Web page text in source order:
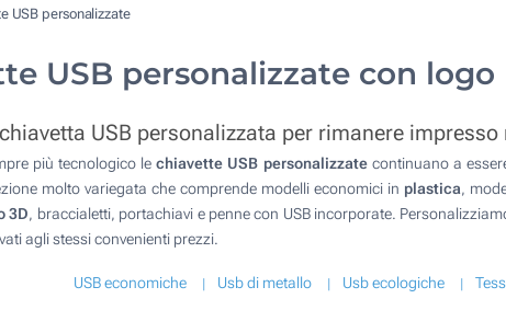
USB personalizzate
USB personalizzate con logo
USB personalizzata per rimanere
più tecnologico lechiavette USB personalizzatecontinuano a
molto variegata che comprende modelli economici in plastica,
3D, braccialetti, portachiavi e penne con USB incorporate.
agli stessi convenienti prezzi.
USB economiche Usb di metallo Usb ecologiche